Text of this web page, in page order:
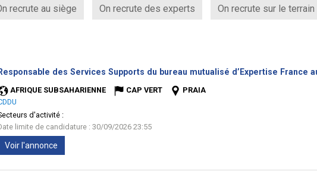
recrute au siège On recrute des experts On recrute sur le terrain
Responsable des Services Supports du bureau mutualisé d’Expertise France
AFRIQUE SUBSAHARIENNE CAP VERT
PRAIA
d'activité :
limite de candidature : 30/09/2026 23:55
Voir l'annonce